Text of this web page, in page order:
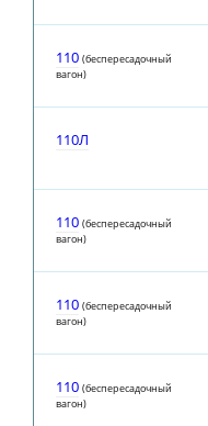
110 (беспересадочный
вагон)
110Л
110 (беспересадочный
вагон)
110 (беспересадочный
вагон)
110 (беспересадочный
вагон)